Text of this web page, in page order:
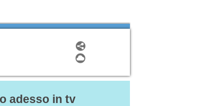
adesso in tv